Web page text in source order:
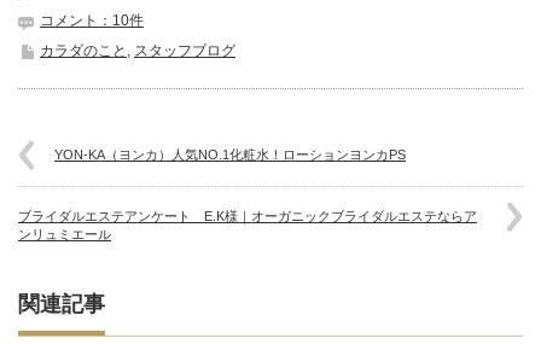
コメント：10件
カラダのこと , スタッフブログ
YON-KA（ヨンカ）人気NO.1化粧水！ローションヨンカPS
ブライダルエステアンケート E.K様｜オーガニックブライダルエステならア
ンリュミエール
関連記事